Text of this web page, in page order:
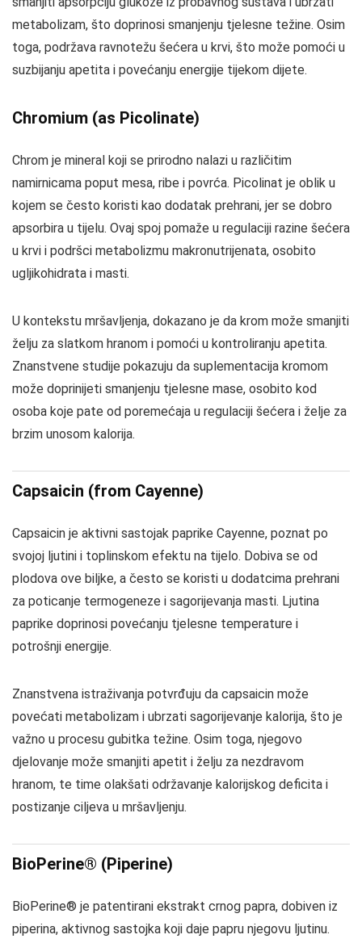
metabolizam, što doprinosi smanjenju tjelesne težine. Osim
toga, podržava ravnotežu šećera u krvi, što može pomoći u
suzbijanju apetita i povećanju energije tijekom dijete.
Chromium (as Picolinate)
Chrom je mineral koji se prirodno nalazi u različitim
namirnicama poput mesa, ribe i povrća. Picolinat je oblik u
kojem se često koristi kao dodatak prehrani, jer se dobro
apsorbira u tijelu. Ovaj spoj pomaže u regulaciji razine šećera
u krvi i podršci metabolizmu makronutrijenata, osobito
ugljikohidrata i masti.
U kontekstu mršavljenja, dokazano je da krom može smanjiti
želju za slatkom hranom i pomoći u kontroliranju apetita.
Znanstvene studije pokazuju da suplementacija kromom
može doprinijeti smanjenju tjelesne mase, osobito kod
osoba koje pate od poremećaja u regulaciji šećera i želje za
brzim unosom kalorija.
Capsaicin (from Cayenne)
Capsaicin je aktivni sastojak paprike Cayenne, poznat po
svojoj ljutini i toplinskom efektu na tijelo. Dobiva se od
plodova ove biljke, a često se koristi u dodatcima prehrani
za poticanje termogeneze i sagorijevanja masti. Ljutina
paprike doprinosi povećanju tjelesne temperature i
potrošnji energije.
Znanstvena istraživanja potvrđuju da capsaicin može
povećati metabolizam i ubrzati sagorijevanje kalorija, što je
važno u procesu gubitka težine. Osim toga, njegovo
djelovanje može smanjiti apetit i želju za nezdravom
hranom, te time olakšati održavanje kalorijskog deficita i
postizanje ciljeva u mršavljenju.
BioPerine® (Piperine)
BioPerine® je patentirani ekstrakt crnog papra, dobiven iz
piperina, aktivnog sastojka koji daje papru njegovu ljutinu.